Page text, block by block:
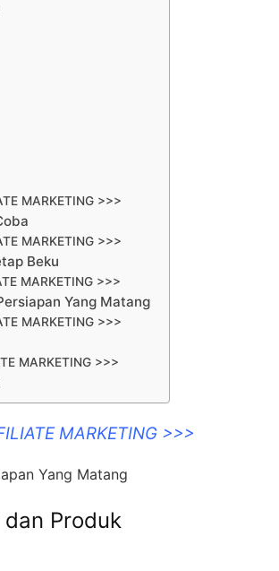
MARKETING >>>
MARKETING >>>
Beku
MARKETING >>>
Yang Matang
MARKETING >>>
MARKETING >>>
MARKETING >>>
Yang Matang
Produk